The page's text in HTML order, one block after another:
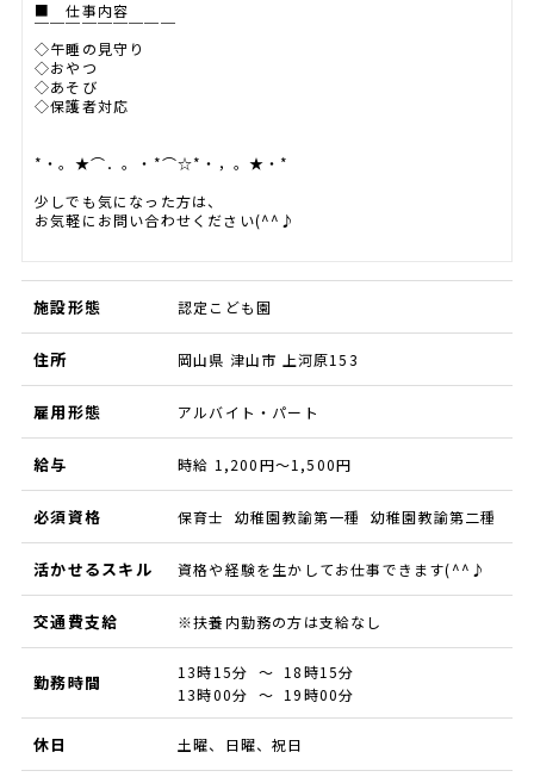
■ 仕事内容
￣￣￣￣￣￣￣￣￣
◇午睡の見守り
◇おやつ
◇あそび
◇保護者対応
*・。★⌒．。・*⌒☆*・，。★・*
少しでも気になった方は、
お気軽にお問い合わせください(^^♪
施設形態 認定こども園
住所 岡山県 津山市 上河原153
雇用形態 アルバイト・パート
給与 時給 1,200円～1,500円
必須資格 保育士 幼稚園教諭第一種 幼稚園教諭第二種
活かせるスキル 資格や経験を生かしてお仕事できます(^^♪
交通費支給 ※扶養内勤務の方は支給なし
勤務時間
13時15分 ～ 18時15分
13時00分 ～ 19時00分
休日 土曜、日曜、祝日